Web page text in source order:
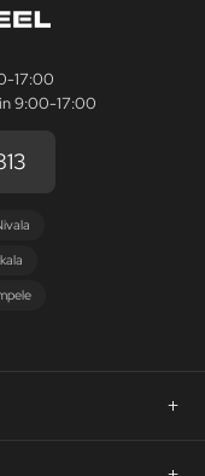
17:00
9:00-17:00